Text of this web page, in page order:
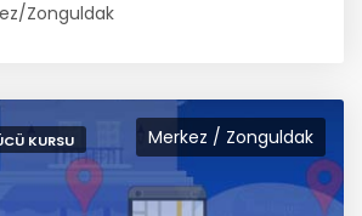
Zonguldak
Merkez / Zonguldak
KURSU